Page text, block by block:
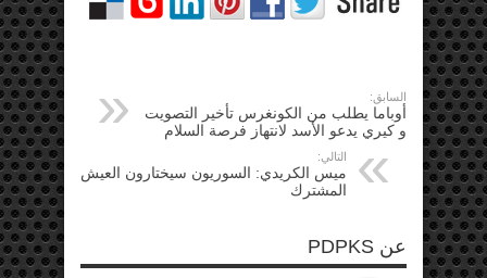
السابق:
أوباما يطلب من الكونغرس تأخير التصويت
و كيري يدعو الأسد لانتهاز فرصة السلام
التالي:
ميس الكريدي: السوريون سيختارون العيش
المشترك
عن PDPKS